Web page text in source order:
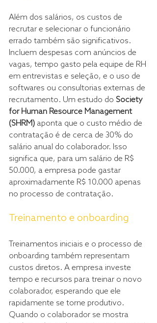
Além dos salários, os custos de
recrutar e selecionar o funcionário
errado também são significativos.
Incluem despesas com anúncios de
vagas, tempo gasto pela equipe de RH
em entrevistas e seleção, e o uso de
softwares ou consultorias externas de
recrutamento. Um estudo do Society
for Human Resource Management
(SHRM) aponta que o custo médio de
contratação é de cerca de 30% do
salário anual do colaborador. Isso
significa que, para um salário de R$
50.000, a empresa pode gastar
aproximadamente R$ 10.000 apenas
no processo de contratação.
Treinamento e onboarding
Treinamentos iniciais e o processo de
onboarding também representam
custos diretos. A empresa investe
tempo e recursos para treinar o novo
colaborador, esperando que ele
rapidamente se torne produtivo.
Quando o colaborador se mostra